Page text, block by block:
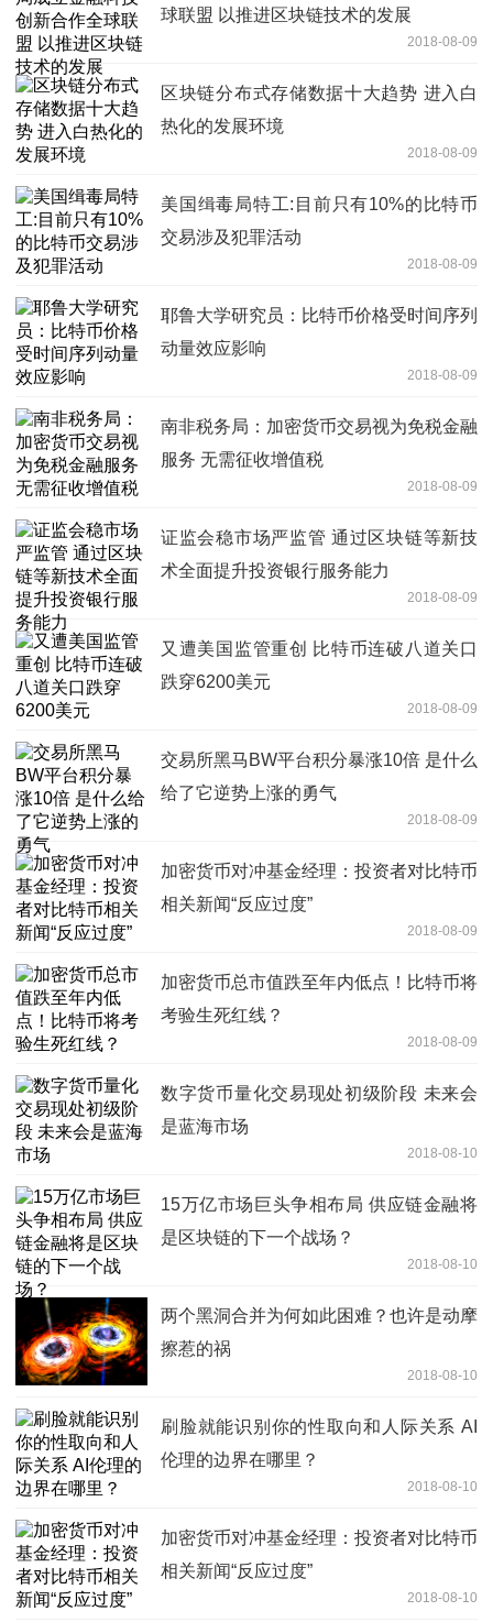
球联盟 以推进区块链技术的发展
2018-08-09
区块链分布式存储数据十大趋势 进入白
热化的发展环境
2018-08-09
美国缉毒局特工:目前只有10%的比特币
交易涉及犯罪活动
2018-08-09
耶鲁大学研究员：比特币价格受时间序列
动量效应影响
2018-08-09
南非税务局：加密货币交易视为免税金融
服务 无需征收增值税
2018-08-09
证监会稳市场严监管 通过区块链等新技
术全面提升投资银行服务能力
2018-08-09
又遭美国监管重创 比特币连破八道关口
跌穿6200美元
2018-08-09
交易所黑马BW平台积分暴涨10倍 是什么
给了它逆势上涨的勇气
2018-08-09
加密货币对冲基金经理：投资者对比特币
相关新闻“反应过度”
2018-08-09
加密货币总市值跌至年内低点！比特币将
考验生死红线？
2018-08-09
数字货币量化交易现处初级阶段 未来会
是蓝海市场
2018-08-10
15万亿市场巨头争相布局 供应链金融将
是区块链的下一个战场？
2018-08-10
两个黑洞合并为何如此困难？也许是动摩
擦惹的祸
2018-08-10
刷脸就能识别你的性取向和人际关系 AI
伦理的边界在哪里？
2018-08-10
加密货币对冲基金经理：投资者对比特币
相关新闻“反应过度”
2018-08-10